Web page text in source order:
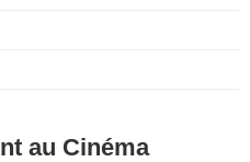
au Cinéma